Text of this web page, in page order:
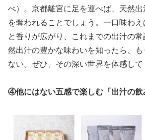
べ）。京都離宮に足を運べば、天然
を奪われることでしょう。一口味わ
と香りが広がり、これまでの出汁の
然出汁の豊かな味わいを知ったら、
ない。ぜひ、その深い世界を体感して
④他にはない五感で楽しむ「出汁の飲